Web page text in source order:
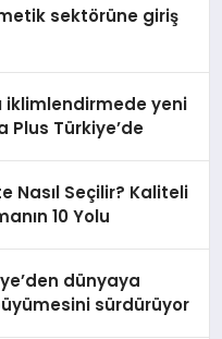
sektörüne giriş
iklimlendirmede yeni
Plus Türkiye’de
Nasıl Seçilir? Kaliteli
10 Yolu
dünyaya
sürdürüyor